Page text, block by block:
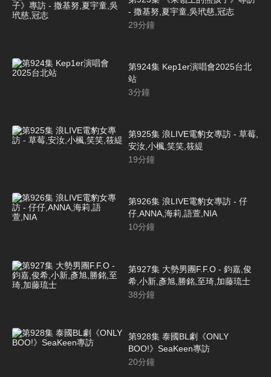
- 撒基努,夏宇童,吳玳慈,冠志
29分鐘
第924集 Kep1er演唱會2025台北
站
3分鐘
第925集 浪LIVE電豹女專訪 - 草莓,
安汝,小楓,笑笑,筱緹
19分鐘
第926集 浪LIVE電豹女專訪 - 仔
仔,ANNA,海莉,語萱,NIA
10分鐘
第927集 大勢男團F.F.O - 鈞嘉,俊
希,小新,彥旭,勝銘,至琦,加藤琉士
38分鐘
第928集 泰國BL劇《ONLY
BOO!》SeaKeen專訪
20分鐘